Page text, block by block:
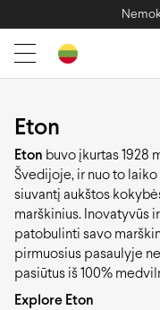
Eton
Eton buvo įkurtas 1928
Švedijoje, ir nuo to
siuvantį aukštos
marškinius. Inovatyvūs
patobulinti savo
pirmuosius pasaulyje
pasiūtus iš 100%
Explore Eton